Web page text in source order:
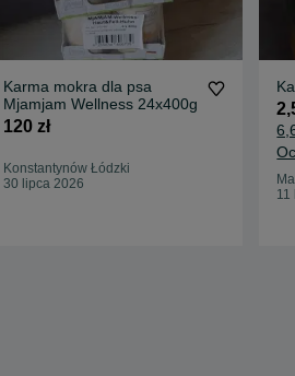
Karma mokra dla psa
Mjamjam Wellness 24x400g
120 zł
Konstantynów Łódzki
30 lipca 2026
11